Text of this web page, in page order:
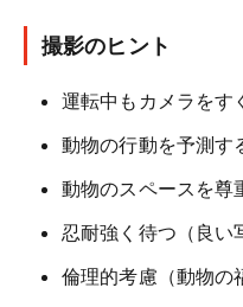
撮影のヒント
運転中もカメラをす
動物の行動を予測す
動物のスペースを尊
忍耐強く待つ（良い
倫理的考慮（動物の